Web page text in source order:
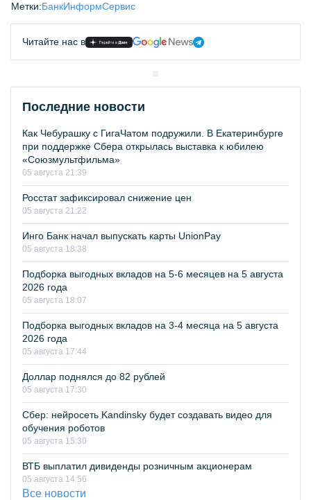
Метки:БанкИнформСервис
Читайте нас в
Последние новости
Как Чебурашку с ГигаЧатом подружили. В Екатеринбурге
при поддержке Сбера открылась выставка к юбилею
«Союзмультфильма»
05 августа 21:39
Росстат зафиксировал снижение цен
05 августа 21:22
Инго Банк начал выпускать карты UnionPay
05 августа 18:38
Подборка выгодных вкладов на 5-6 месяцев на 5 августа
2026 года
05 августа 18:07
Подборка выгодных вкладов на 3-4 месяца на 5 августа
2026 года
05 августа 17:44
Доллар поднялся до 82 рублей
05 августа 17:30
Сбер: нейросеть Kandinsky будет создавать видео для
обучения роботов
05 августа 15:30
ВТБ выплатил дивиденды розничным акционерам
05 августа 14:56
Все новости